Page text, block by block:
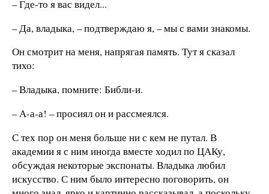
– Где-то я вас видел...
– Да, владыка, – подтверждаю я, – мы с вами знакомы.
Он смотрит на меня, напрягая память. Тут я сказал
тихо:
– Владыка, помните: Библи-и.
– А-а-а! – просиял он и рассмеялся.
С тех пор он меня больше ни с кем не путал. В
академии я с ним иногда вместе ходил по ЦАКу,
обсуждая некоторые экспонаты. Владыка любил
искусство. С ним было интересно поговорить, он